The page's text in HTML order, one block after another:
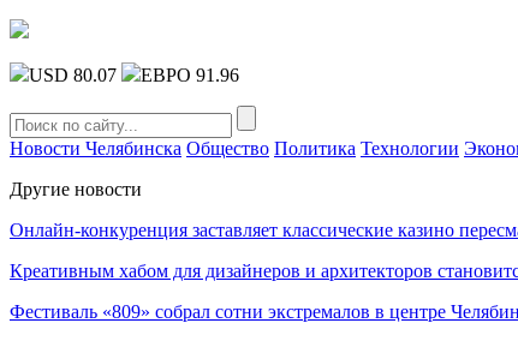
USD 80.07 ЕВРО 91.96
Новости Челябинска Общество Политика Технологии
Другие новости
Онлайн-конкуренция заставляет классические казино
Креативным хабом для дизайнеров и архитекторов
Фестиваль «809» собрал сотни экстремалов в центре